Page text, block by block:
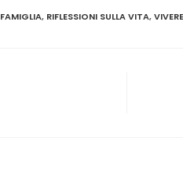
FAMIGLIA, RIFLESSIONI SULLA VITA,